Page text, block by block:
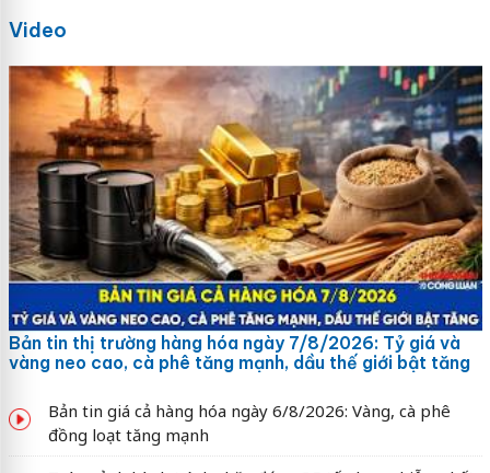
Video
Bản tin thị trường hàng hóa ngày 7/8/2026: Tỷ giá và
vàng neo cao, cà phê tăng mạnh, dầu thế giới bật tăng
Bản tin giá cả hàng hóa ngày 6/8/2026: Vàng, cà phê
đồng loạt tăng mạnh